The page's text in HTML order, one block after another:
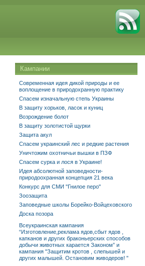
Кампании
Современная идея дикой природы и ее
воплощение в природохранную практику
Спасем изначальную степь Украины
В защиту хорьков, ласок и куниц
Возрождение болот
В защиту золотистой щурки
Защита акул
Спасем украинский лес и редкие растения
Уничтожим охотничьи вышки в ПЗФ
Спасем сурка и лося в Украине!
Идея абсолютной заповедности-
природоохранная концепция 21 века
Конкурс для СМИ "Гнилое перо"
Зоозащита
Заповедные школы Борейко-Войцеховского
Доска позора
Всеукраинская кампания
“Изготовление,реклама ядов,сбыт ядов ,
капканов и других браконьерских способов
добычи животных карается Законом” и
кампания "Защитим кротов , слепышей и
других малышей. Остановим живодеров! "